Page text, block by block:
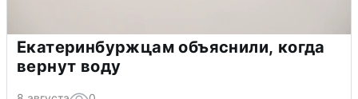
Екатеринбуржцам объяснили, когда
вернут воду